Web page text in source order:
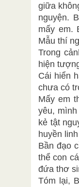
giữa
nguyện.
mấy em.
Mẫu thí
Trong
hiện
Cái hiển
chưa có
Mấy em
yêu,
kẻ tật
huyền
Bần đạo
thể con
đứa thơ
Tóm lại,